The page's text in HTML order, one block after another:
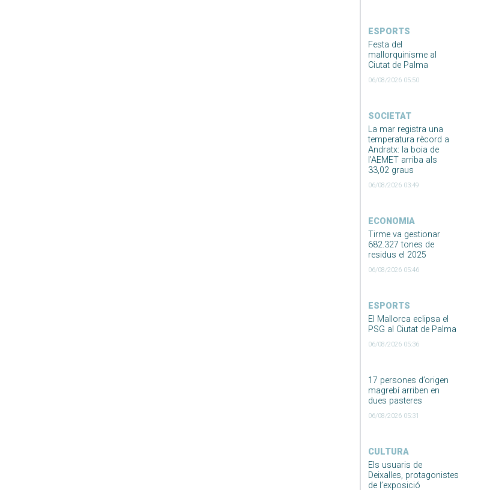
ESPORTS
Festa del
mallorquinisme al
Ciutat de Palma
06/08/2026 05:50
SOCIETAT
La mar registra una
temperatura rècord a
Andratx: la boia de
l’AEMET arriba als
33,02 graus
06/08/2026 03:49
ECONOMIA
Tirme va gestionar
682.327 tones de
residus el 2025
06/08/2026 05:46
ESPORTS
El Mallorca eclipsa el
PSG al Ciutat de Palma
06/08/2026 05:36
17 persones d’origen
magrebí arriben en
dues pasteres
06/08/2026 05:31
CULTURA
Els usuaris de
Deixalles, protagonistes
de l’exposició